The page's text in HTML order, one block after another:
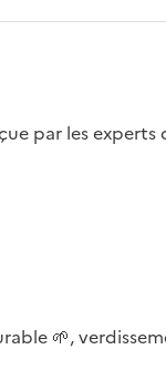
par les experts
🌱,